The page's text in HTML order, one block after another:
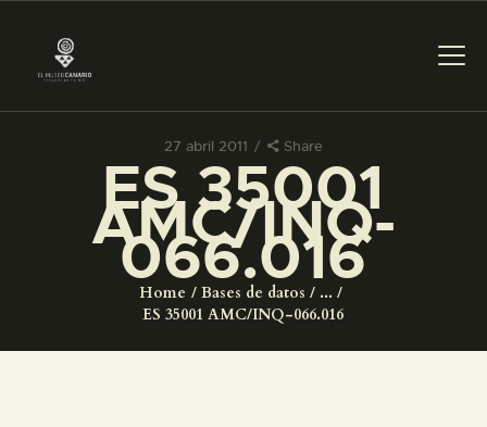
27 abril 2011 Share
ES 35001
AMC/INQ-
066.016
Home Bases de datos
...
ES 35001 AMC/INQ-066.016
PREPARAR LA VISITA
ACTIVIDADES